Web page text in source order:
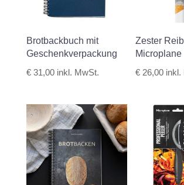
Brotbackbuch mit
Geschenkverpackung
€31,00 inkl. MwSt.
Zester
€ 26,00 inkl.